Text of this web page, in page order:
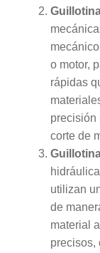
o motor,
rápidas
precisión
corte de
utilizan
de
material
precisos,